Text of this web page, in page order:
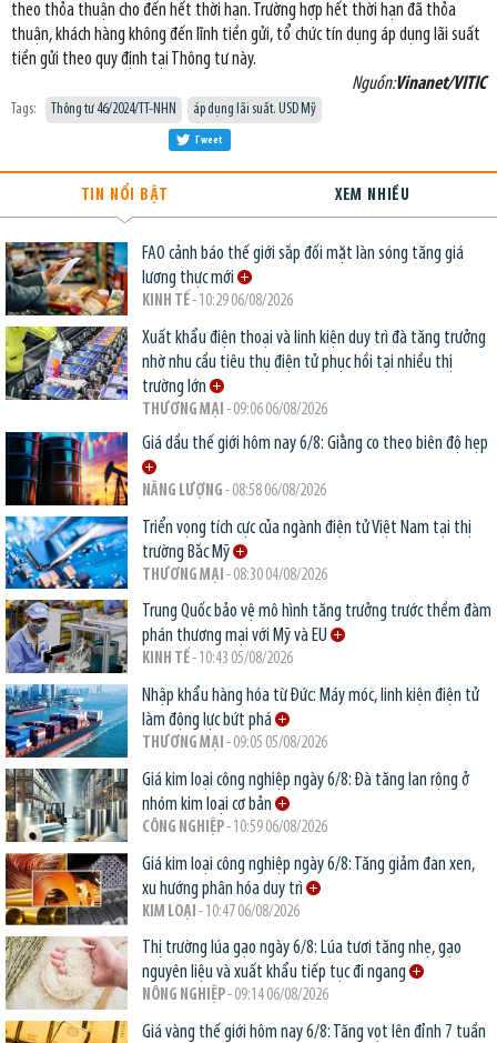
theo thỏa thuận cho đến hết thời hạn. Trường hợp hết thời hạn đã thỏa
thuận, khách hàng không đến lĩnh tiền gửi, tổ chức tín dụng áp dụng lãi suất
tiền gửi theo quy định tại Thông tư này.
Nguồn:Vinanet/VITIC
Tags: Thông tư 46/2024/TT-NHN áp dụng lãi suất. USD Mỹ
Tweet
TIN NỔI BẬT XEM NHIỀU
FAO cảnh báo thế giới sắp đối mặt làn sóng tăng giá
lương thực mới
KINH TẾ- 10:29 06/08/2026
Xuất khẩu điện thoại và linh kiện duy trì đà tăng trưởng
nhờ nhu cầu tiêu thụ điện tử phục hồi tại nhiều thị
trường lớn
THƯƠNG MẠI - 09:06 06/08/2026
Giá dầu thế giới hôm nay 6/8: Giằng co theo biên độ hẹp
NĂNG LƯỢNG - 08:58 06/08/2026
Triển vọng tích cực của ngành điện tử Việt Nam tại thị
trường Bắc Mỹ
THƯƠNG MẠI - 08:30 04/08/2026
Trung Quốc bảo vệ mô hình tăng trưởng trước thềm đàm
phán thương mại với Mỹ và EU
KINH TẾ- 10:43 05/08/2026
Nhập khẩu hàng hóa từ Đức: Máy móc, linh kiện điện tử
làm động lực bứt phá
THƯƠNG MẠI - 09:05 05/08/2026
Giá kim loại công nghiệp ngày 6/8: Đà tăng lan rộng ở
nhóm kim loại cơ bản
CÔNG NGHIỆP- 10:59 06/08/2026
Giá kim loại công nghiệp ngày 6/8: Tăng giảm đan xen,
xu hướng phân hóa duy trì
KIM LOẠI - 10:47 06/08/2026
Thị trường lúa gạo ngày 6/8: Lúa tươi tăng nhẹ, gạo
nguyên liệu và xuất khẩu tiếp tục đi ngang
NÔNG NGHIỆP- 09:14 06/08/2026
Giá vàng thế giới hôm nay 6/8: Tăng vọt lên đỉnh 7 tuần